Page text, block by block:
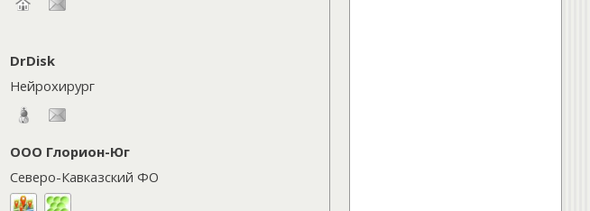
DrDisk
Нейрохирург
ООО Глорион-Юг
Северо-Кавказский ФО